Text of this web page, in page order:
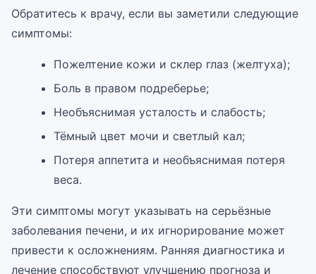
Обратитесь к врачу, если вы заметили следующие
симптомы:
Пожелтение кожи и склер глаз (желтуха);
Боль в правом подреберье;
Необъяснимая усталость и слабость;
Тёмный цвет мочи и светлый кал;
Потеря аппетита и необъяснимая потеря
веса.
Эти симптомы могут указывать на серьёзные
заболевания печени, и их игнорирование может
привести к осложнениям. Ранняя диагностика и
лечение способствуют улучшению прогноза и